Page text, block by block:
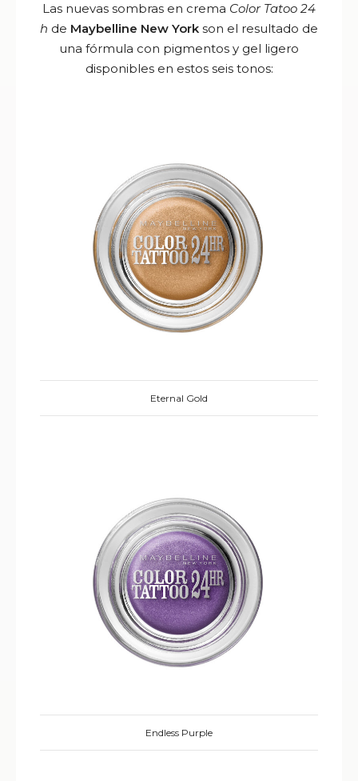
Las nuevas sombras en crema Color Tatoo 24
h de Maybelline New York son el resultado de
una fórmula con pigmentos y gel ligero
disponibles en estos seis tonos:
Eternal Gold
Endless Purple